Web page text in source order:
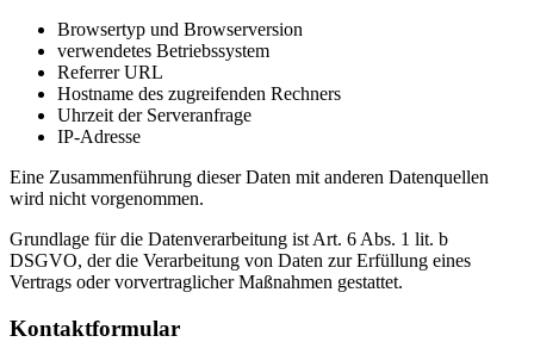
Browsertyp und Browserversion
verwendetes Betriebssystem
Referrer URL
Hostname des zugreifenden Rechners
Uhrzeit der Serveranfrage
IP-Adresse
Eine Zusammenführung dieser Daten mit anderen Datenquellen
wird nicht vorgenommen.
Grundlage für die Datenverarbeitung ist Art. 6 Abs. 1 lit. b
DSGVO, der die Verarbeitung von Daten zur Erfüllung eines
Vertrags oder vorvertraglicher Maßnahmen gestattet.
Kontaktformular